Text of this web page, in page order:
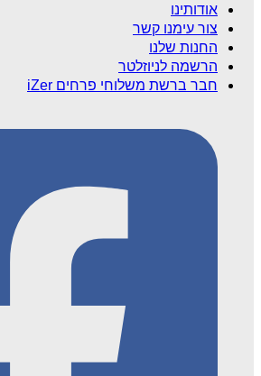
אודותינו
צור עימנו קשר
החנות שלנו
הרשמה לניוזלטר
חבר ברשת משלוחי פרחים iZer